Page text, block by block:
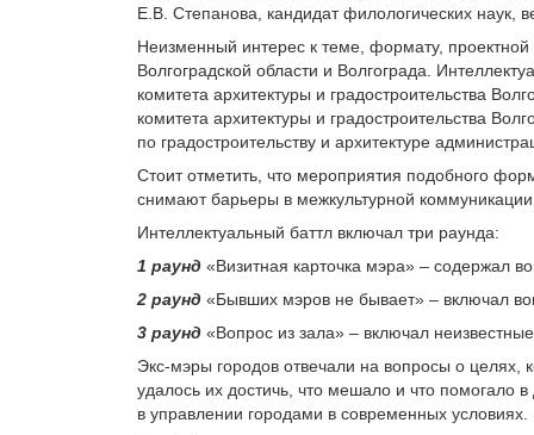
Е.В. Степанова, кандидат филологических наук,
Неизменный интерес к теме, формату,
Волгоградской области и Волгограда.
комитета архитектуры и градостроительства
комитета архитектуры и градостроительства
по градостроительству и архитектуре
Стоит отметить, что мероприятия подобного
снимают барьеры в межкультурной
Интеллектуальный баттл включал три раунда:
1 раунд «Визитная карточка мэра» – содержал
2 раунд «Бывших мэров не бывает» – включал
3 раунд «Вопрос из зала» – включал
Экс-мэры городов отвечали на вопросы о целях,
удалось их достичь, что мешало и что помогало
в управлении городами в современных условиях.